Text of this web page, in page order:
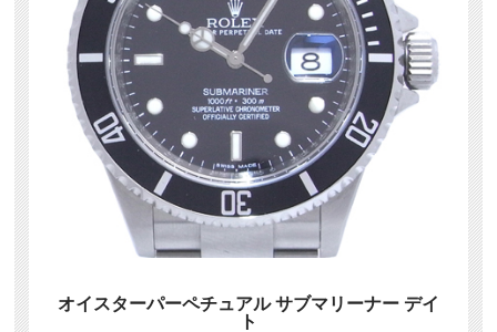
オイスターパーペチュアル サブマリーナー デイ
ト